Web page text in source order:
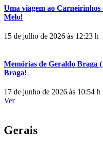
Uma viagem ao Carneirinhos
Melo!
15 de julho de 2026 às 12:23 h
Memórias de Geraldo Braga
Braga!
17 de junho de 2026 às 10:54 h
Ver
Gerais